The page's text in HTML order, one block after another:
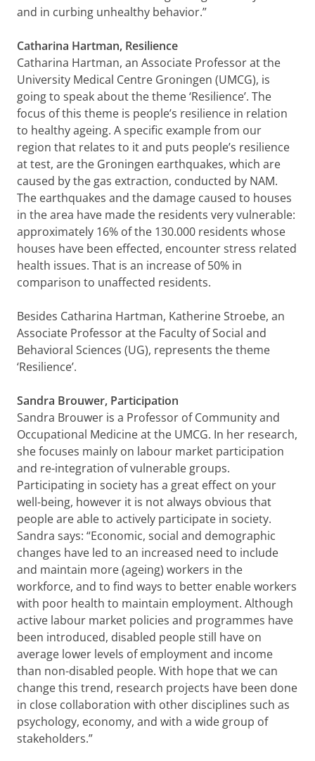
and in curbing unhealthy behavior.”
Catharina Hartman, Resilience
Catharina Hartman, an Associate Professor at the
University Medical Centre Groningen (UMCG), is
going to speak about the theme ‘Resilience’. The
focus of this theme is people’s resilience in relation
to healthy ageing. A specific example from our
region that relates to it and puts people’s resilience
at test, are the Groningen earthquakes, which are
caused by the gas extraction, conducted by NAM.
The earthquakes and the damage caused to houses
in the area have made the residents very vulnerable:
approximately 16% of the 130.000 residents whose
houses have been effected, encounter stress related
health issues. That is an increase of 50% in
comparison to unaffected residents.
Besides Catharina Hartman, Katherine Stroebe, an
Associate Professor at the Faculty of Social and
Behavioral Sciences (UG), represents the theme
‘Resilience’.
Sandra Brouwer, Participation
Sandra Brouwer is a Professor of Community and
Occupational Medicine at the UMCG. In her research,
she focuses mainly on labour market participation
and re-integration of vulnerable groups.
Participating in society has a great effect on your
well-being, however it is not always obvious that
people are able to actively participate in society.
Sandra says: “Economic, social and demographic
changes have led to an increased need to include
and maintain more (ageing) workers in the
workforce, and to find ways to better enable workers
with poor health to maintain employment. Although
active labour market policies and programmes have
been introduced, disabled people still have on
average lower levels of employment and income
than non-disabled people. With hope that we can
change this trend, research projects have been done
in close collaboration with other disciplines such as
psychology, economy, and with a wide group of
stakeholders.”